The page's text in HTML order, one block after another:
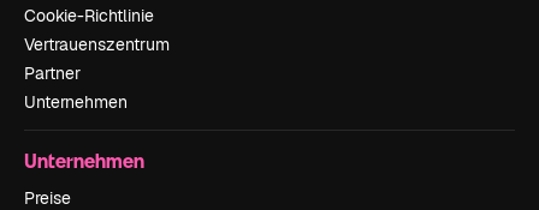
Cookie-Richtlinie
Vertrauenszentrum
Partner
Unternehmen
Unternehmen
Preise